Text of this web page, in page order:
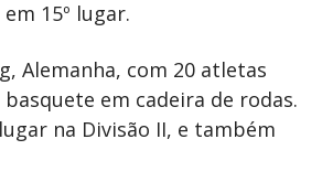
15º lugar.
Alemanha, com 20 atletas
em cadeira de rodas.
na Divisão II, e também